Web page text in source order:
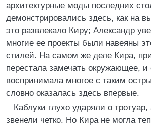
архитектурные моды последних
демонстрировались здесь, как на
это развлекало Киру; Александр
многие ее проекты были навеяны
стилей. На самом же деле Кира,
перестала замечать окружающее, и
воспринимала многое с таким
словно оказалась здесь впервые.
Каблуки глухо ударяли о
звенели четко. Но Кира не могла